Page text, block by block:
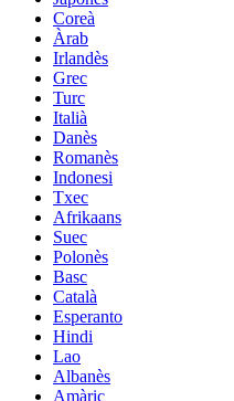
Coreà
Àrab
Irlandès
Grec
Turc
Italià
Danès
Romanès
Indonesi
Txec
Afrikaans
Suec
Polonès
Basc
Català
Esperanto
Hindi
Lao
Albanès
Amàric